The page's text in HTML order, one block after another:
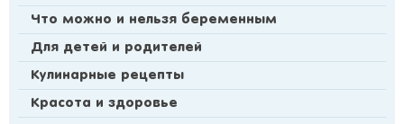
Что можно и нельзя беременным
Для детей и родителей
Кулинарные рецепты
Красота и здоровье